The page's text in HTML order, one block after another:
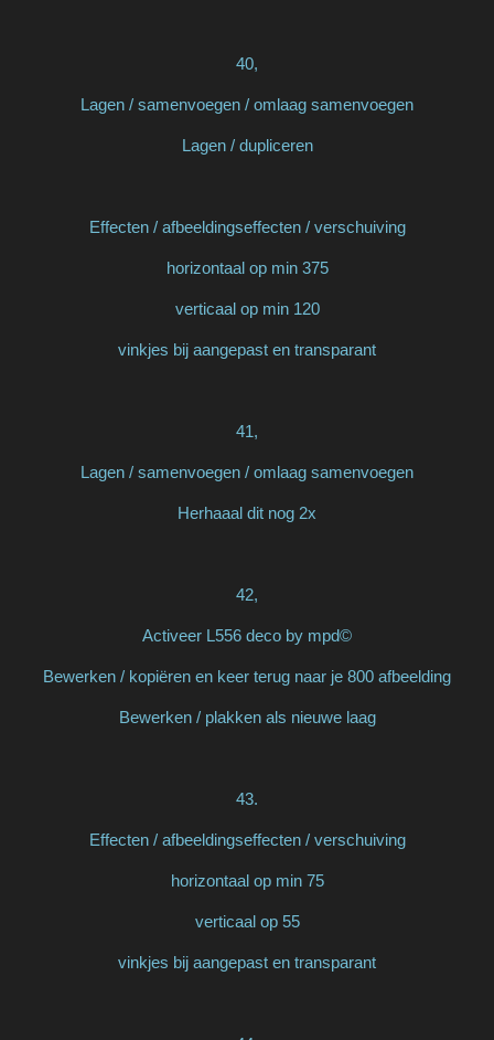
40,
Lagen / samenvoegen / omlaag samenvoegen
Lagen / dupliceren
Effecten / afbeeldingseffecten / verschuiving
horizontaal op min 375
verticaal op min 120
vinkjes bij aangepast en transparant
41,
Lagen / samenvoegen / omlaag samenvoegen
Herhaaal dit nog 2x
42,
Activeer L556 deco by mpd©
Bewerken / kopiëren en keer terug naar je 800 afbeelding
Bewerken / plakken als nieuwe laag
43.
Effecten / afbeeldingseffecten / verschuiving
horizontaal op min 75
verticaal op 55
vinkjes bij aangepast en transparant